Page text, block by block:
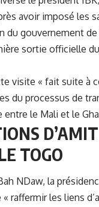
avoir imposé les
du gouvernement
sortie officielle
visite « fait suite à
du processus de
le Mali et le
TOGO
NDaw, la
raffermir les liens